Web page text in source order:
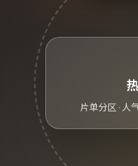
片单分区 · 人